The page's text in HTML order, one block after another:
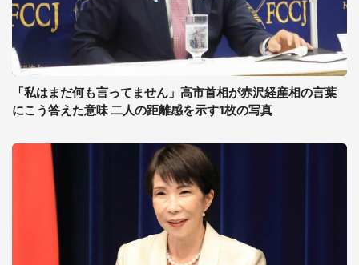
「私はまだ何も言ってません」高市首相が赤沢経産相の言葉
にこう答えた意味 二人の距離感を示す1枚の写真